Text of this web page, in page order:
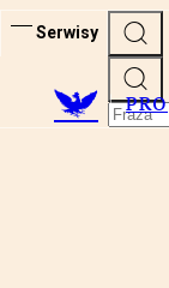
Serwisy
PRO